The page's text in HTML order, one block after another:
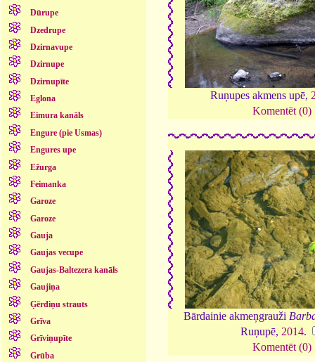
Dūrupe
Dzedrupe
Dzirnavupe
Dzirnupe
Dzirnupīte
Eglona
Eimura kanāls
Engure (pie Usmas)
Engures upe
Ežurga
Feimanka
Garoze
Garoze
Gauja
Gaujas vecupe
Gaujas-Baltezera kanāls
Gaujiņa
Ģērdiņu strauts
Grīva
Grīviņupīte
Grūba
Ruņupes akmens upē,
Komentēt (0)
Bārdainie akmeņgrauži
Ruņupē, 2014.
Komentēt (0)